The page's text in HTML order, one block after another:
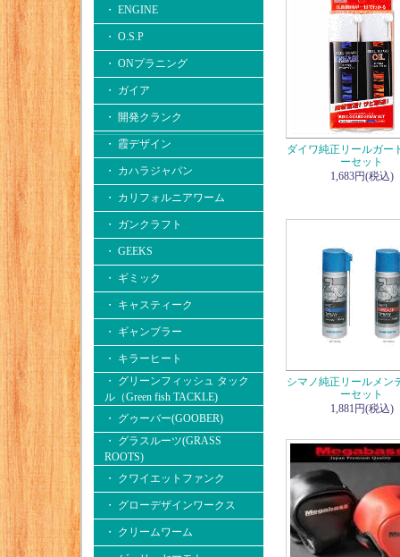
・ ENGINE
・ O.S.P
・ ONプラニング
・ ガイア
・ 開発クランク
・ 霞デザイン
・ カハラジャパン
・ カリフォルニアワーム
・ ガンクラフト
・ GEEKS
・ ギミック
・ キャスティーク
・ ギャンブラー
・ キラーヒート
・ グリーンフィッシュ タック
ル（Green fish TACKLE)
・ グゥーバー(GOOBER)
・ グラスルーツ(GRASS
ROOTS)
・ クワイエットファンク
・ グローデザインワークス
・ クリームワーム
ダイワ純正リールガー
ーセット
1,683円(税込)
シマノ純正リールメン
ーセット
1,881円(税込)